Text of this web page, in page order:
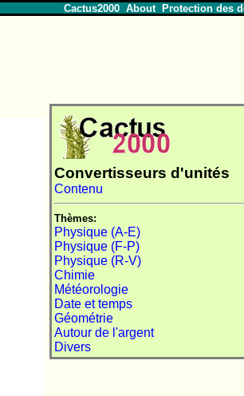
Cactus2000 About Protection des
Convertisseurs d'unités
Contenu
Thèmes:
Physique (A-E)
Physique (F-P)
Physique (R-V)
Chimie
Météorologie
Date et temps
Géométrie
Autour de l'argent
Divers